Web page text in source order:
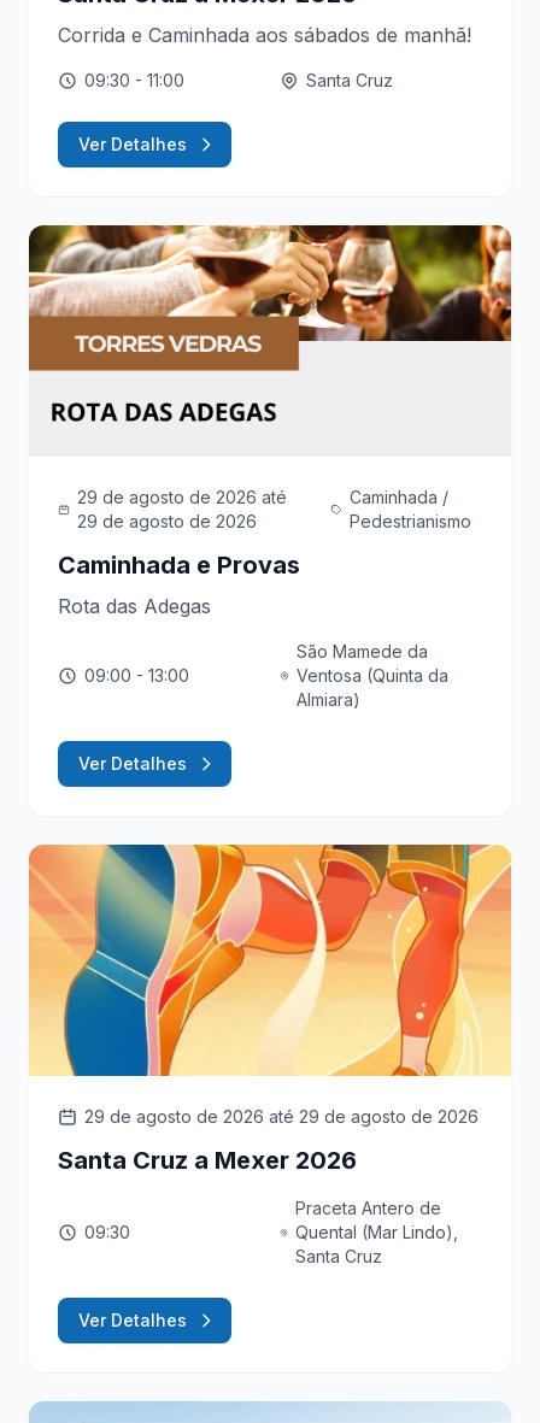
Corrida e Caminhada aos sábados de manhã!
09:30 - 11:00 Santa Cruz
Ver Detalhes
29 de agosto de 2026 até
29 de agosto de 2026
Caminhada /
Pedestrianismo
Caminhada e Provas
Rota das Adegas
09:00 - 13:00
São Mamede da
Ventosa (Quinta da
Almiara)
Ver Detalhes
29 de agosto de 2026 até 29 de agosto de 2026
Santa Cruz a Mexer 2026
09:30
Praceta Antero de
Quental (Mar Lindo),
Santa Cruz
Ver Detalhes